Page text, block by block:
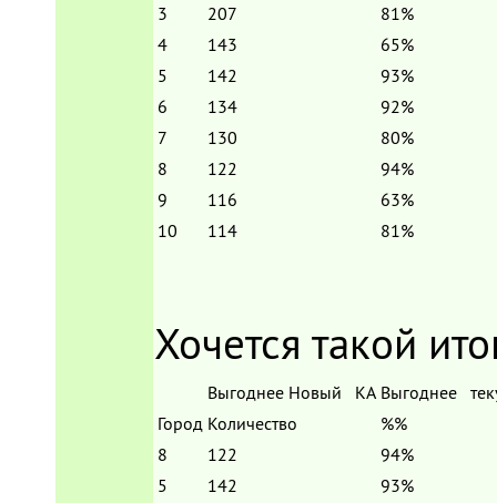
3
207
81%
4
143
65%
5
142
93%
6
134
92%
7
130
80%
8
122
94%
9
116
63%
10
114 81%
Хочется такой
Выгоднее Новый КА Выгоднее
Город Количество
%%
8
122
94%
5
142
93%